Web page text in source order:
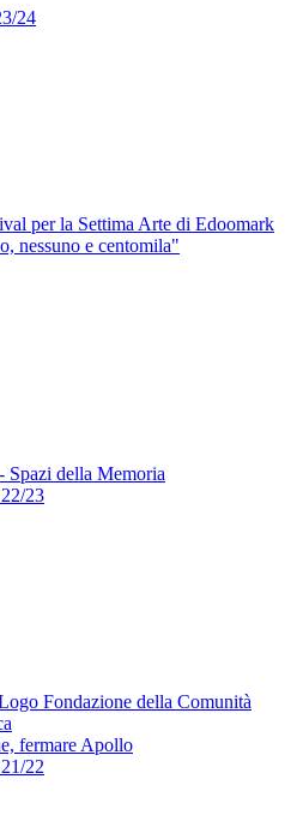
24
per la Settima Arte di Edoomark
nessuno e centomila"
Spazi della Memoria
23
Fondazione della Comunità
fermare Apollo
22